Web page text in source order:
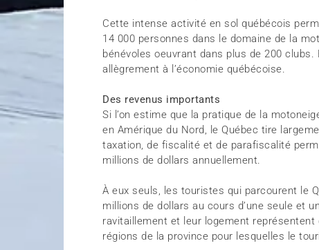
Cette intense activité en sol québécois
14 000 personnes dans le domaine de la
bénévoles oeuvrant dans plus de 200
allègrement à l’économie québécoise.
Des revenus importants
Si l’on estime que la pratique de la
en Amérique du Nord, le Québec tire
taxation, de fiscalité et de parafiscalité
millions de dollars annuellement.
À eux seuls, les touristes qui parcourent le
millions de dollars au cours d’une seule et
ravitaillement et leur logement
régions de la province pour lesquelles le